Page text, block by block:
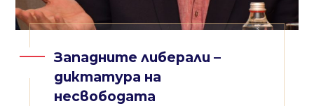
Западните либерали –
диктатура на
несвободата